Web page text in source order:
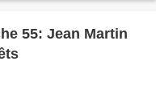
55: Jean Martin